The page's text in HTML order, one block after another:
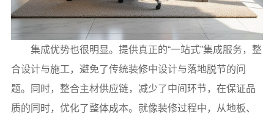
集成优势也很明显。提供真正的“一站式”集成服务，整
合设计与施工，避免了传统装修中设计与落地脱节的问
题。同时，整合主材供应链，减少了中间环节，在保证品
质的同时，优化了整体成本。就像装修过程中，从地板、